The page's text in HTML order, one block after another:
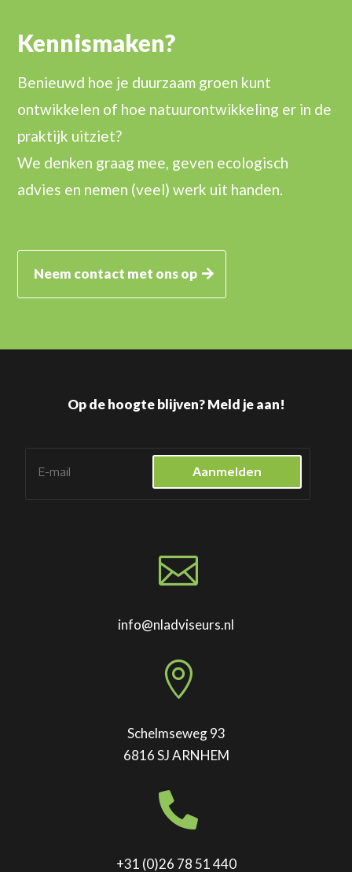
Kennismaken?
Benieuwd hoe je duurzaam groen kunt
ontwikkelen of hoe natuurontwikkeling er in de
praktijk uitziet?
We denken graag mee, geven ecologisch
advies en nemen (veel) werk uit handen.
Neem contact met ons op
Op de hoogte blijven? Meld je aan!
Aanmelden

info@nladviseurs.nl

Schelmseweg 93
6816 SJ ARNHEM

+31 (0)26 78 51 440